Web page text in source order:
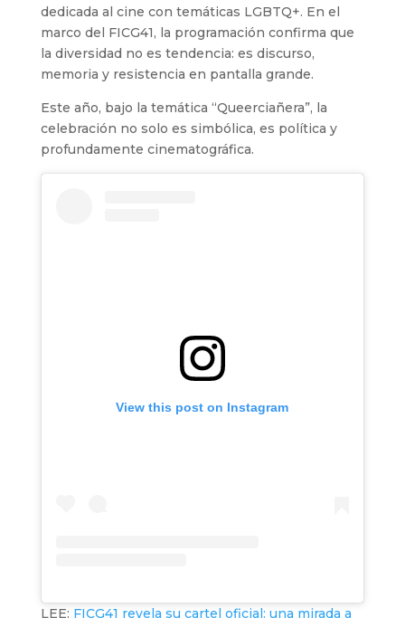
dedicada al cine con temáticas LGBTQ+. En el
marco del FICG41, la programación confirma que
la diversidad no es tendencia: es discurso,
memoria y resistencia en pantalla grande.
Este año, bajo la temática “Queerciañera”, la
celebración no solo es simbólica, es política y
profundamente cinematográfica.
View this post on Instagram
LEE: FICG41 revela su cartel oficial: una mirada a